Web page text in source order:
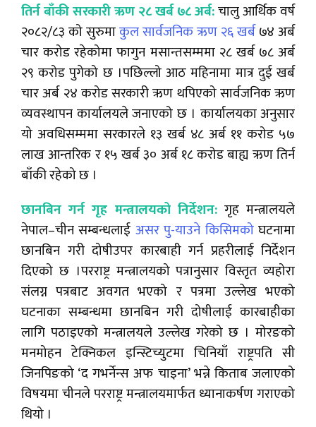
तिर्न बाँकी सरकारी ऋण २८ खर्ब ७८ अर्ब:चालु आर्थिक वर्ष
२०८२/८३ को सुरुमाकुल सार्वजनिक ऋण २६ खर्ब७४ अर्ब
चार करोड रहेकोमा फागुन मसान्तसम्ममा २८ खर्ब ७८ अर्ब
२९ करोड पुगेको छ ।पछिल्लो आठ महिनामा मात्र दुई खर्ब
चार अर्ब २४ करोड सरकारी ऋण थपिएको सार्वजनिक ऋण
व्यवस्थापन कार्यालयले जनाएको छ । कार्यालयका अनुसार
यो अवधिसम्ममा सरकारले १३ खर्ब ४८ अर्ब ११ करोड ५७
लाख आन्तरिक र १५ खर्ब ३० अर्ब १८ करोड बाह्य ऋण तिर्न
बाँकी रहेको छ ।
छानबिन गर्न गृह मन्त्रालयको निर्देशन: गृह मन्त्रालयले
नेपाल–चीन सम्बन्धलाई असर पु-याउने किसिमकोघटनामा
छानबिन गरी दोषीउपर कारबाही गर्न प्रहरीलाई निर्देशन
दिएको छ ।परराष्ट्र मन्त्रालयको पत्रानुसार विस्तृत व्यहोरा
संलग्न पत्रबाट अवगत भएको र पत्रमा उल्लेख भएको
घटनाका सम्बन्धमा छानबिन गरी दोषीलाई कारबाहीका
लागि पठाइएको मन्त्रालयले उल्लेख गरेको छ । मोरङको
मनमोहन टेक्निकल इन्स्टिच्युटमा चिनियाँ राष्ट्रपति सी
जिनपिङको ‘द गभर्नेन्स अफ चाइना’ भन्ने किताब जलाएको
विषयमा चीनले परराष्ट्र मन्त्रालयमार्फत ध्यानाकर्षण गराएको
थियो ।